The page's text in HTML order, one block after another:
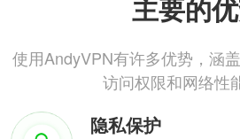
主要的
使用AndyVPN有许多优势，涵
访问权限和网络性
隐私保护